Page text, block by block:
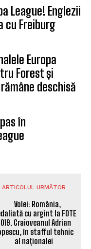
League! Englezii
cu Freiburg
Europa
Forest și
deschisă
în
ARTICOLUL URMĂTOR